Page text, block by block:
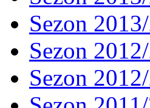
Sezon
Sezon
Sezon